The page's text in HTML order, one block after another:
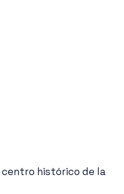
centro histórico de la